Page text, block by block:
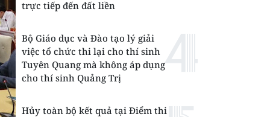
trực tiếp đến đất liền
Bộ Giáo dục và Đào tạo lý giải
việc tổ chức thi lại cho thí sinh
Tuyên Quang mà không áp dụng
cho thí sinh Quảng Trị
Hủy toàn bộ kết quả tại Điểm thi